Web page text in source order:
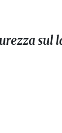
sul